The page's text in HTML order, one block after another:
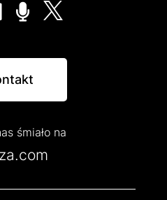
 
śmiało na